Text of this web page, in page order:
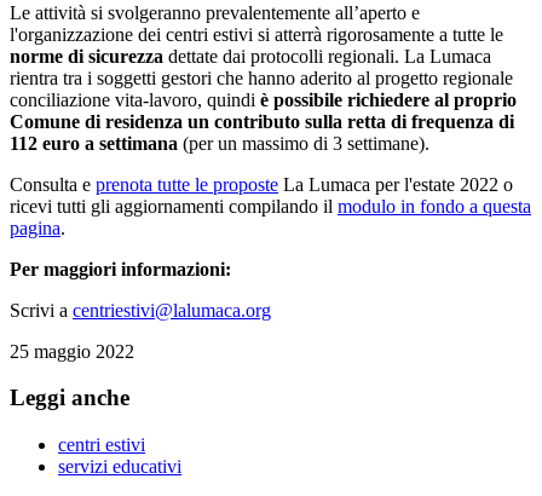
Le attività si svolgeranno prevalentemente all’aperto e
l'organizzazione dei centri estivi si atterrà rigorosamente a tutte le
norme di sicurezza dettate dai protocolli regionali. La Lumaca
rientra tra i soggetti gestori che hanno aderito al progetto regionale
conciliazione vita-lavoro, quindi è possibile richiedere al proprio
Comune di residenza un contributo sulla retta di frequenza di
112 euro a settimana (per un massimo di 3 settimane).
Consulta e prenota tutte le proposte La Lumaca per l'estate 2022 o
ricevi tutti gli aggiornamenti compilando il modulo in fondo a questa
pagina.
Per maggiori informazioni:
Scrivi a centriestivi@lalumaca.org
25 maggio 2022
Leggi anche
centri estivi
servizi educativi